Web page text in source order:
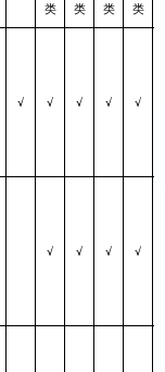
类 类 类 类
√ √ √ √ √
√ √ √ √